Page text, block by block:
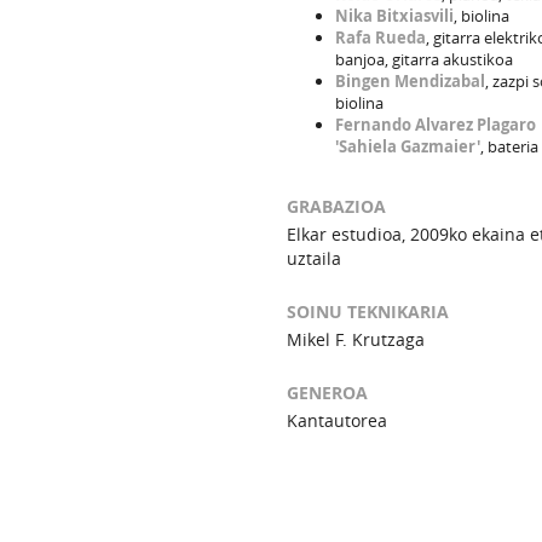
Nika Bitxiasvili, biolina
Rafa Rueda, gitarra
banjoa, gitarra akustikoa
Bingen Mendizabal, zazpi
biolina
Fernando Alvarez Plagaro
'Sahiela Gazmaier', bateria
GRABAZIOA
Elkar estudioa, 2009ko ekaina
uztaila
SOINU TEKNIKARIA
Mikel F. Krutzaga
GENEROA
Kantautorea